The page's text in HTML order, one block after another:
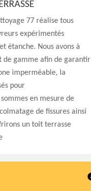
77 réalise tous
expérimentés
étanche. Nous avons à
de gamme afin de garantir
imperméable, la
pour
en mesure de
de fissures ainsi
un toit terrasse